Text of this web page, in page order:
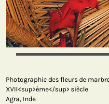
Photographie des fleurs de
XVII<sup>ème</sup> siècle
Agra, Inde